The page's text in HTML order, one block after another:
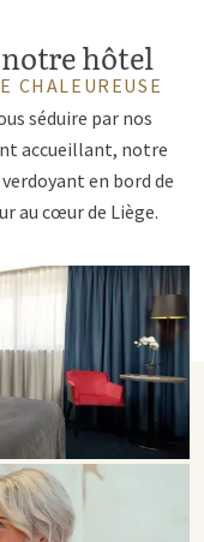
hôtel
CHALEUREUSE
séduire par nos
accueillant, notre
en bord de
au cœur de Liège.